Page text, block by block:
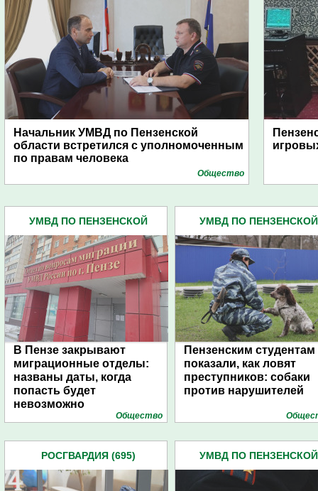
Начальник УМВД по Пензенской
области встретился с уполномоченным
по правам человека
Общество
УМВД ПО ПЕНЗЕНСКОЙ
В Пензе закрывают
миграционные отделы:
названы даты, когда
попасть будет
невозможно
Общество
УМВД ПО ПЕНЗЕНСКОЙ
Пензенским студентам
показали, как ловят
преступников: собаки
против нарушителей
РОСГВАРДИЯ (695)
УМВД ПО ПЕНЗЕНСКОЙ